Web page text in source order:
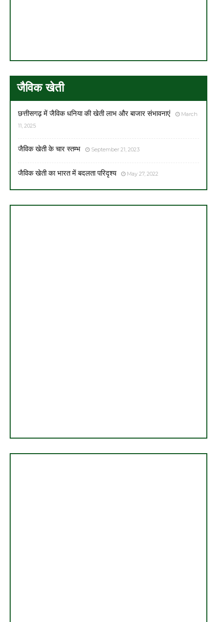
जैविक खेती
छत्तीसगढ़ में जैविक धनिया की खेती लाभ और बाजार संभावनाएं
March
11, 2025
जैविक खेती के चार स्तम्भ September 21, 2023
जैविक खेती का भारत में बदलता परिदृश्य May 27, 2022